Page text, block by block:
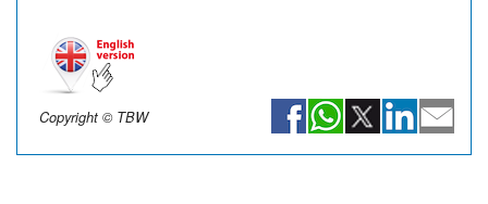
Copyright © TBW